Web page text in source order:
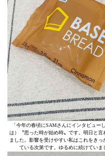
「今年の春頃にSAMさんにインタビュ
は）〝思った時が始め時〟です。明日と
ました。影響を受けやすい私はこれをき
ている次第です。ゆるめに続けていま